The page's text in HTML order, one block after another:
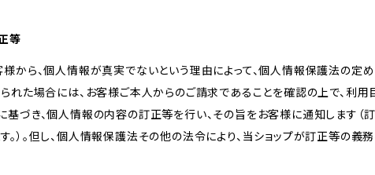
等
様から、個人情報が真実でないという理由によって、個人情報保護法の定
られた場合には、お客様ご本人からのご請求であることを確認の上で、利
基づき、個人情報の内容の訂正等を行い、その旨をお客様に通知します
。）。但し、個人情報保護法その他の法令により、当ショップが訂正等の義